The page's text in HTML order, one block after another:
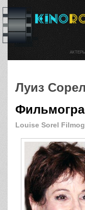
Луиз
Louise Sorel